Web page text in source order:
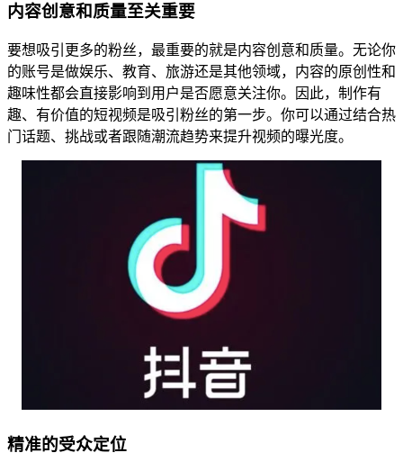
内容创意和质量至关重要
要想吸引更多的粉丝，最重要的就是内容创意和质量。无论你
的账号是做娱乐、教育、旅游还是其他领域，内容的原创性和
趣味性都会直接影响到用户是否愿意关注你。因此，制作有
趣、有价值的短视频是吸引粉丝的第一步。你可以通过结合热
门话题、挑战或者跟随潮流趋势来提升视频的曝光度。
精准的受众定位